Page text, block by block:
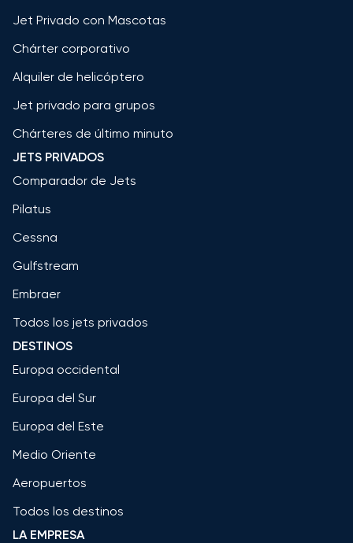
Jet Privado con Mascotas
Chárter corporativo
Alquiler de helicóptero
Jet privado para grupos
Chárteres de último minuto
JETS PRIVADOS
Comparador de Jets
Pilatus
Cessna
Gulfstream
Embraer
Todos los jets privados
DESTINOS
Europa occidental
Europa del Sur
Europa del Este
Medio Oriente
Aeropuertos
Todos los destinos
LA EMPRESA